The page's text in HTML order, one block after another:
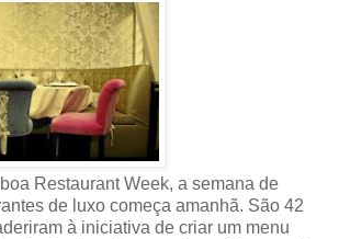
Restaurant Week, a semana de
de luxo começa amanhã. São 42
à iniciativa de criar um menu